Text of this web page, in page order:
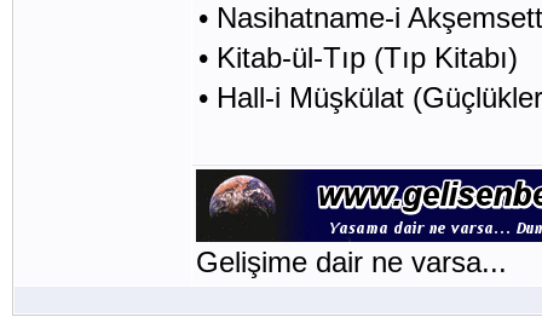
• Nasihatname-i
• Kitab-ül-Tıp (Tıp Kitabı)
• Hall-i Müşkülat
Gelişime dair ne varsa...